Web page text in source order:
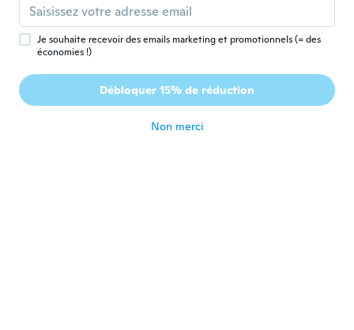
Very cute. Good value.
Delphine
Inscrit depuis 2020 · 45 avis
Je souhaite recevoir des emails marketing et promotionnels (= des
économies !)
Débloquer 15% de réduction
Non merci